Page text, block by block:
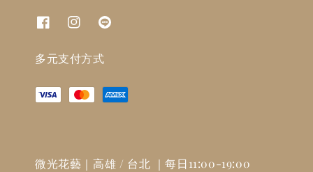
多元支付方式
微光花藝｜高雄 / 台北 ｜每日11:00-19:00